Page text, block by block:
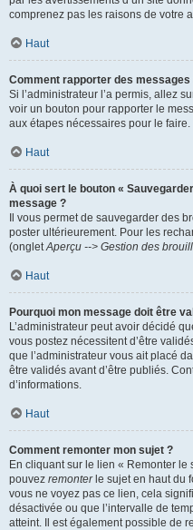
comprenez pas les raisons de votre
Haut
Comment rapporter des messages
Si l’administrateur l’a permis, allez
voir un bouton pour rapporter le
aux étapes nécessaires pour le faire.
Haut
À quoi sert le bouton «
message ?
Il vous permet de sauvegarder des
poster ultérieurement. Pour les
(ongletAperçu --> Gestion des
Haut
Pourquoi mon message doit être
L’administrateur peut avoir décidé
vous postez nécessitent d’être
que l’administrateur vous ait placé
être validés avant d’être publiés.
d’informations.
Haut
Comment remonter mon sujet ?
En cliquant sur le lien « Remonter
pouvez remonterle sujet en haut du
vous ne voyez pas ce lien, cela
désactivée ou que l’intervalle de
atteint. Il est également possible de